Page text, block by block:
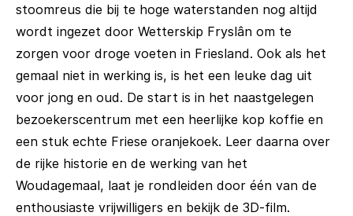
stoomreus die bij te hoge waterstanden nog altijd
wordt ingezet door Wetterskip Fryslân om te
zorgen voor droge voeten in Friesland. Ook als het
gemaal niet in werking is, is het een leuke dag uit
voor jong en oud. De start is in het naastgelegen
bezoekerscentrum met een heerlijke kop koffie en
een stuk echte Friese oranjekoek. Leer daarna over
de rijke historie en de werking van het
Woudagemaal, laat je rondleiden door één van de
enthousiaste vrijwilligers en bekijk de 3D-film.